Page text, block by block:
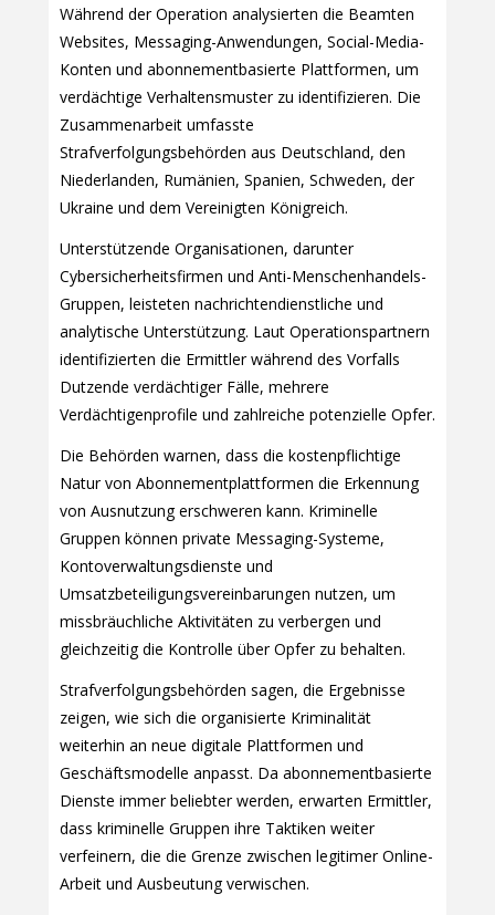
Während der Operation analysierten die Beamten
Websites, Messaging-Anwendungen, Social-Media-
Konten und abonnementbasierte Plattformen, um
verdächtige Verhaltensmuster zu identifizieren. Die
Zusammenarbeit umfasste
Strafverfolgungsbehörden aus Deutschland, den
Niederlanden, Rumänien, Spanien, Schweden, der
Ukraine und dem Vereinigten Königreich.
Unterstützende Organisationen, darunter
Cybersicherheitsfirmen und Anti-Menschenhandels-
Gruppen, leisteten nachrichtendienstliche und
analytische Unterstützung. Laut Operationspartnern
identifizierten die Ermittler während des Vorfalls
Dutzende verdächtiger Fälle, mehrere
Verdächtigenprofile und zahlreiche potenzielle Opfer.
Die Behörden warnen, dass die kostenpflichtige
Natur von Abonnementplattformen die Erkennung
von Ausnutzung erschweren kann. Kriminelle
Gruppen können private Messaging-Systeme,
Kontoverwaltungsdienste und
Umsatzbeteiligungsvereinbarungen nutzen, um
missbräuchliche Aktivitäten zu verbergen und
gleichzeitig die Kontrolle über Opfer zu behalten.
Strafverfolgungsbehörden sagen, die Ergebnisse
zeigen, wie sich die organisierte Kriminalität
weiterhin an neue digitale Plattformen und
Geschäftsmodelle anpasst. Da abonnementbasierte
Dienste immer beliebter werden, erwarten Ermittler,
dass kriminelle Gruppen ihre Taktiken weiter
verfeinern, die die Grenze zwischen legitimer Online-
Arbeit und Ausbeutung verwischen.